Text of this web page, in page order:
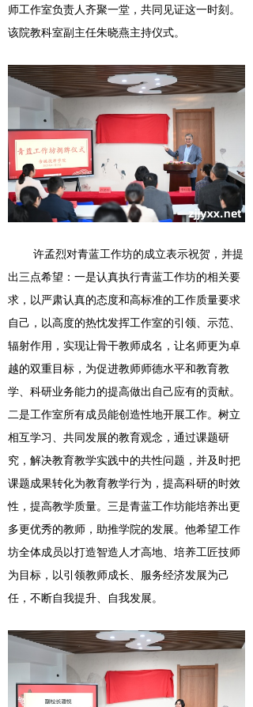
师工作室负责人齐聚一堂，共同见证这一时刻。
该院教科室副主任朱晓燕主持仪式。
许孟烈对青蓝工作坊的成立表示祝贺，并提
出三点希望：一是认真执行青蓝工作坊的相关要
求，以严肃认真的态度和高标准的工作质量要求
自己，以高度的热忱发挥工作室的引领、示范、
辐射作用，实现让骨干教师成名，让名师更为卓
越的双重目标，为促进教师师德水平和教育教
学、科研业务能力的提高做出自己应有的贡献。
二是工作室所有成员能创造性地开展工作。树立
相互学习、共同发展的教育观念，通过课题研
究，解决教育教学实践中的共性问题，并及时把
课题成果转化为教育教学行为，提高科研的时效
性，提高教学质量。 三是青蓝工作坊能培养出更
多更优秀的教师，助推学院的发展。他希望工作
坊全体成员以打造智造人才高地、培养工匠技师
为目标，以引领教师成长、服务经济发展为己
任，不断自我提升、自我发展。